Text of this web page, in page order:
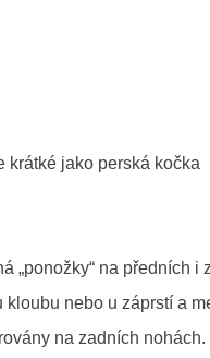
krátké jako perská kočka
„ponožky“ na předních
nebo u záprstí a
na zadních